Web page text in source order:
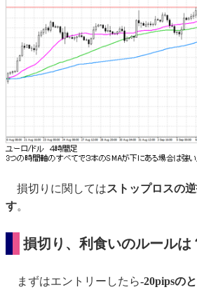
損切りに関してはストップロスの
す。
損切り、利食いのルールは
まずはエントリーしたら-20pipsの